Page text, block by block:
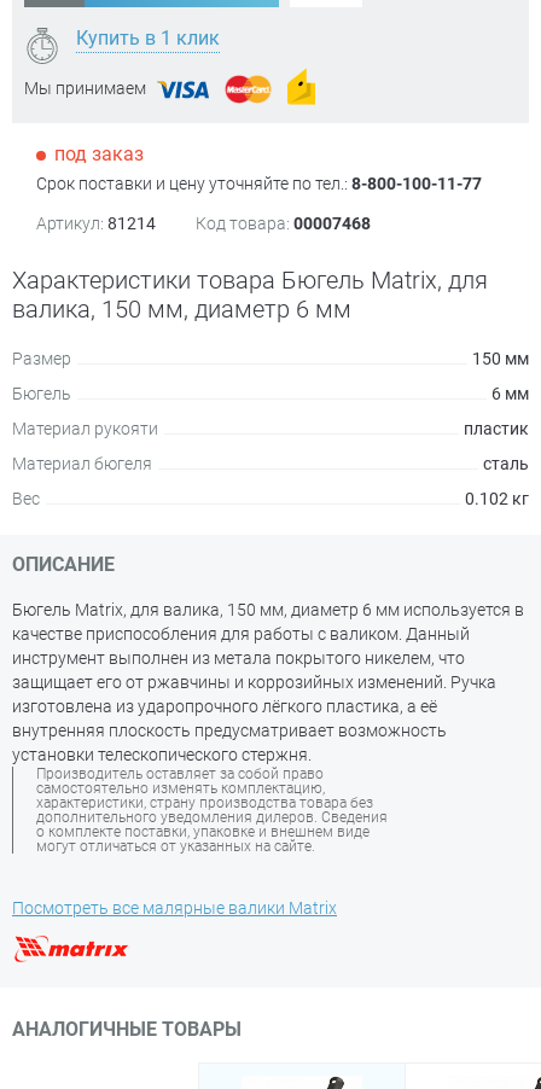
Купить в 1 клик
Мы принимаем
под заказ
Срок поставки и цену уточняйте по тел.: 8-800-100-11-77
Артикул: 81214 Код товара: 00007468
Характеристики товара Бюгель Matrix, для
валика, 150 мм, диаметр 6 мм
Размер
150 мм
Бюгель
6 мм
Материал рукояти
пластик
Материал бюгеля
сталь
Вес
0.102 кг
ОПИСАНИЕ
Бюгель Matrix, для валика, 150 мм, диаметр 6 мм используется в
качестве приспособления для работы с валиком. Данный
инструмент выполнен из метала покрытого никелем, что
защищает его от ржавчины и коррозийных изменений. Ручка
изготовлена из ударопрочного лёгкого пластика, а её
внутренняя плоскость предусматривает возможность
установки телескопического стержня.
Производитель оставляет за собой право
самостоятельно изменять комплектацию,
характеристики, страну производства товара без
дополнительного уведомления дилеров. Сведения
о комплекте поставки, упаковке и внешнем виде
могут отличаться от указанных на сайте.
Посмотреть все малярные валики Matrix
АНАЛОГИЧНЫЕ ТОВАРЫ